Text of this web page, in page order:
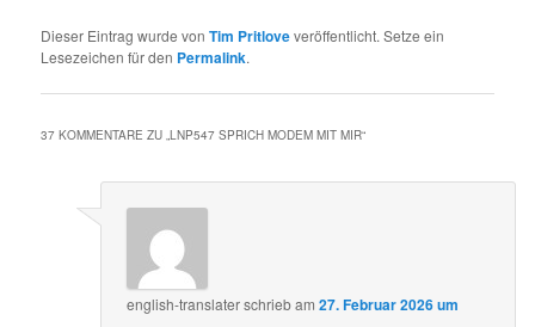
Dieser Eintrag wurde vonTim Pritloveveröffentlicht. Setze ein
Lesezeichen für den Permalink.
37 KOMMENTARE ZU „LNP547 SPRICH MODEM MIT MIR“
english-translaterschriebam27. Februar 2026 um